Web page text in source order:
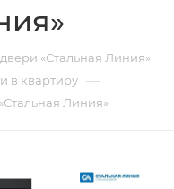
«Стальная Линия»
в квартиру —
Линия»